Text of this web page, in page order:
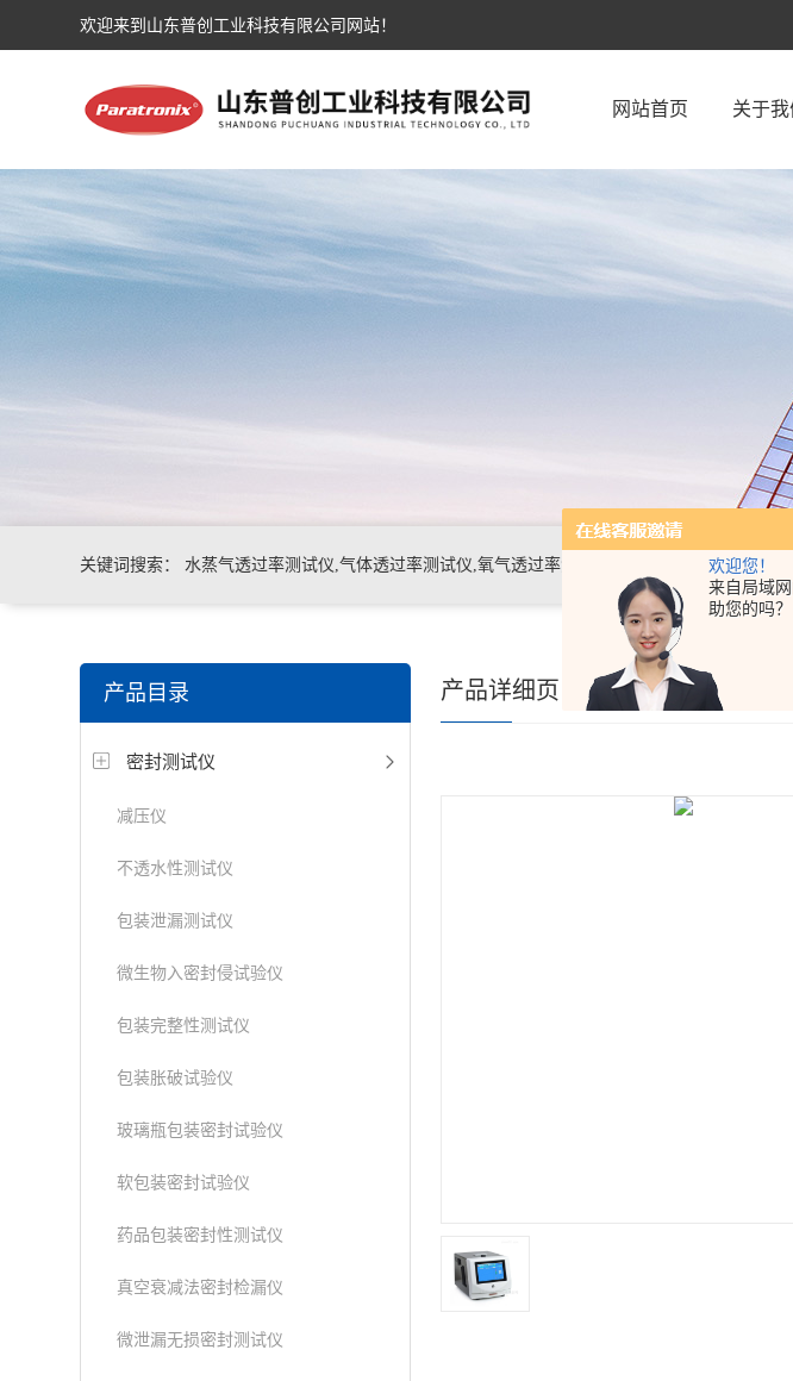
欢迎您！
来自局域
助您的吗？
欢迎来到山东普创工业科技有限公司网站！
网站首页 关于我
关键词搜索： 水蒸气透过率测试仪,气体透过率测试仪,氧气透过率测试仪,接骨螺钉性能测试仪，导
管导丝滑动性能测试仪，密封仪，微泄漏密封测试仪，热封试验仪，包装耐压试验仪，电子拉力
机，泄漏与密封强度测试仪，透气度测试仪
产品目录
密封测试仪
减压仪
不透水性测试仪
包装泄漏测试仪
微生物入密封侵试验仪
包装完整性测试仪
包装胀破试验仪
玻璃瓶包装密封试验仪
软包装密封试验仪
药品包装密封性测试仪
真空衰减法密封检漏仪
微泄漏无损密封测试仪
你
产品详细页